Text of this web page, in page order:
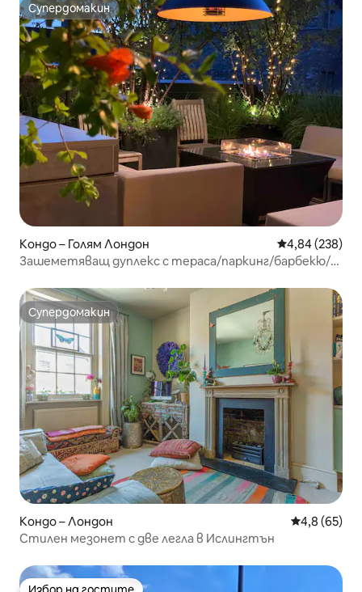
Супердомакин
Супердомакин
Кондо – Голям Лондон Средна
4,84 (238)
Зашеметяващ дуплекс с тераса/паркинг/барбекю/3
Супердомакин
Супердомакин
Кондо – Лондон Средна
4,8 (65)
Стилен мезонет с две легла в Ислингтън